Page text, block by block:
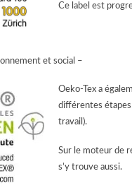
Ce label est
et social –
Oeko-Tex a
différentes
travail).
Sur le moteur de
s’y trouve aussi.